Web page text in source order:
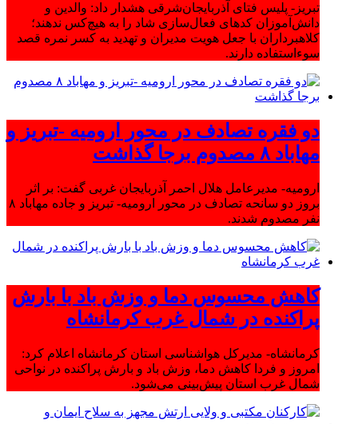
تبریز- پلیس فتای آذربایجان‌شرقی هشدار داد: والدین و
دانش‌آموزان کدهای فعال‌سازی شاد را به هیچ‌کس ندهند؛
کلاهبرداران با جعل هویت مدیران و تهدید به کسر نمره قصد
سوءاستفاده دارند.
دو فقره تصادف در محور ارومیه -تبریز و
مهاباد ۸ مصدوم برجا گذاشت
ارومیه- مدیرعامل هلال احمر آذربایجان غربی گفت: بر اثر
بروز دو سانحه تصادف در محور ارومیه- تبریز و جاده مهاباد ۸
نفر مصدوم شدند.
کاهش محسوس دما و وزش باد با بارش
پراکنده در شمال غرب کرمانشاه
کرمانشاه- مدیرکل هواشناسی استان کرمانشاه اعلام کرد:
امروز و فردا کاهش دما، وزش باد و بارش پراکنده در نواحی
شمال غرب استان پیش‌بینی می‌شود.